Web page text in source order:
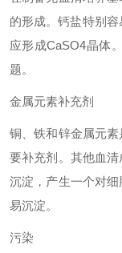
的形成。钙盐特别
应形成CaSO4晶体
题。
金属元素补充剂
铜、铁和锌金属元
要补充剂。其他血
沉淀，产生一个对
易沉淀。
污染